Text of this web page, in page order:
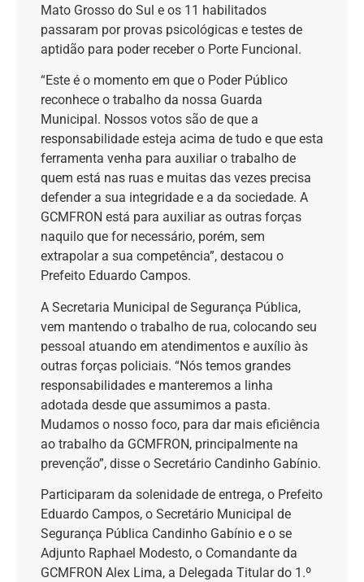
Mato Grosso do Sul e os 11 habilitados
passaram por provas psicológicas e testes de
aptidão para poder receber o Porte Funcional.
“Este é o momento em que o Poder Público
reconhece o trabalho da nossa Guarda
Municipal. Nossos votos são de que a
responsabilidade esteja acima de tudo e que esta
ferramenta venha para auxiliar o trabalho de
quem está nas ruas e muitas das vezes precisa
defender a sua integridade e a da sociedade. A
GCMFRON está para auxiliar as outras forças
naquilo que for necessário, porém, sem
extrapolar a sua competência”, destacou o
Prefeito Eduardo Campos.
A Secretaria Municipal de Segurança Pública,
vem mantendo o trabalho de rua, colocando seu
pessoal atuando em atendimentos e auxílio às
outras forças policiais. “Nós temos grandes
responsabilidades e manteremos a linha
adotada desde que assumimos a pasta.
Mudamos o nosso foco, para dar mais eficiência
ao trabalho da GCMFRON, principalmente na
prevenção”, disse o Secretário Candinho Gabínio.
Participaram da solenidade de entrega, o Prefeito
Eduardo Campos, o Secretário Municipal de
Segurança Pública Candinho Gabínio e o se
Adjunto Raphael Modesto, o Comandante da
GCMFRON Alex Lima, a Delegada Titular do 1.º